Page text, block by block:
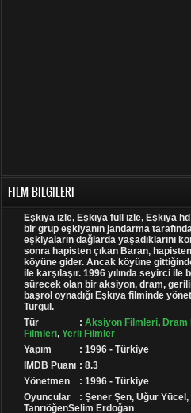
FILM BILGILERI
Eşkıya izle, Eşkıya full izle, Eşkıya
bir grup eşkiyanın jandarma
eşkiyaların dağlarda yaşadıklarını
sonra hapisten çıkan Baran,
köyüne gider. Ancak köyüne
ile karşılaşır. 1996 yılında seyirci ile
sürecek olan bir aksiyon, dram,
başrol oynadığı Eşkıya filminde
Turgul.
Tür
: Aksiyon Filmleri, Dram
Filmleri, Yerli Filmler
Yapım
: 1996 - Türkiye
IMDB Puanı : 8.3
Yönetmen
: 1996 - Türkiye
Oyuncular
: Şener Şen, Uğur
TanrıöğenSelim Erdoğan